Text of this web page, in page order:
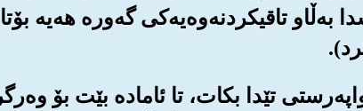
تاقیکردنه‌وه‌یه‌کی گه‌وره هه‌یه
تێدا بکات، تا ئاماده بێت بۆ